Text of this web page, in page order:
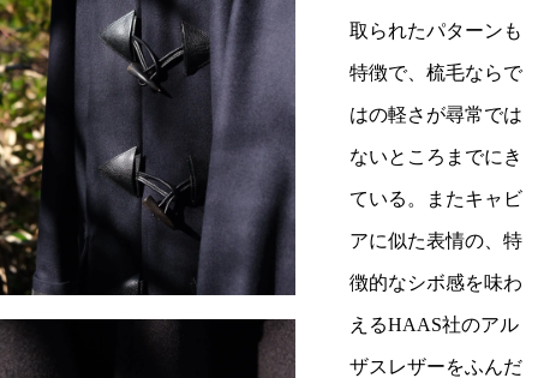
取られたパターンも
特徴で、梳毛ならで
はの軽さが尋常では
ないところまでにき
ている。またキャビ
アに似た表情の、特
徴的なシボ感を味わ
えるHAAS社のアル
ザスレザーをふんだ